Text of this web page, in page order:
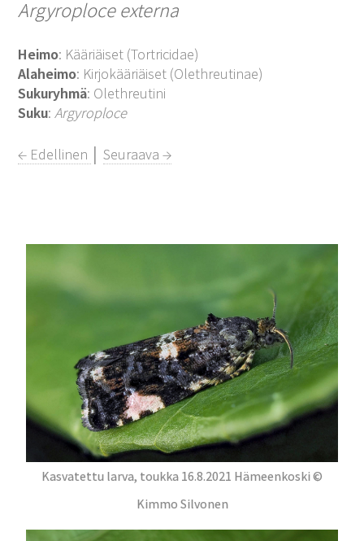
Argyroploce externa
Heimo: Kääriäiset (Tortricidae)
Alaheimo: Kirjokääriäiset (Olethreutinae)
Sukuryhmä: Olethreutini
Suku:Argyroploce
← Edellinen │Seuraava →
Kasvatettu larva, toukka 16.8.2021 Hämeenkoski ©
Kimmo Silvonen